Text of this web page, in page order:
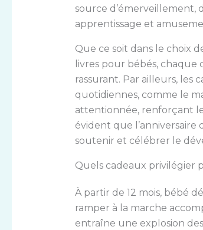
source d’émerveillement,
apprentissage et
Que ce soit dans le choix
livres pour bébés,
rassurant. Par ailleurs, les
quotidiennes, comme le
attentionnée, renforçant
évident que l’anniversaire
soutenir et célébrer le
Quels cadeaux privilégier
À partir de 12 mois, bébé
ramper à la marche
entraîne une explosion